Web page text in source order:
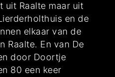
uit Raalte maar uit
en de
elkaar van de
Raalte. En van De
door Doortje
80 een keer